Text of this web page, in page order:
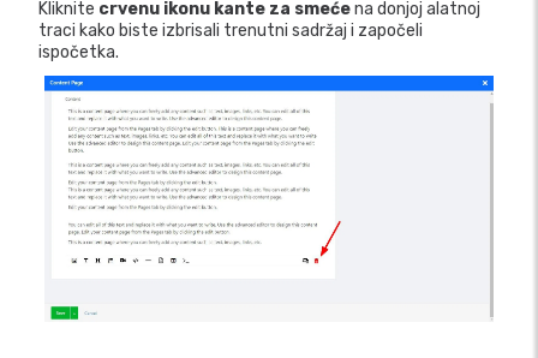
Kliknite crvenu ikonu kante za smećena donjoj alatnoj
traci kako biste izbrisali trenutni sadržaj i započeli
ispočetka.